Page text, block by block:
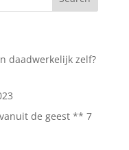
daadwerkelijk zelf?
de geest ** 7